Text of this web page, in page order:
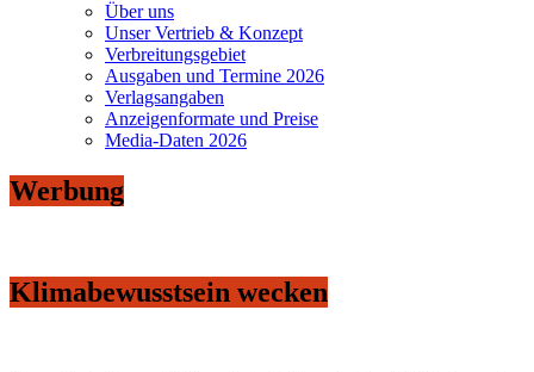
Über uns
Unser Vertrieb & Konzept
Verbreitungsgebiet
Ausgaben und Termine 2026
Verlagsangaben
Anzeigenformate und Preise
Media-Daten 2026
Werbung
Klimabewusstsein wecken